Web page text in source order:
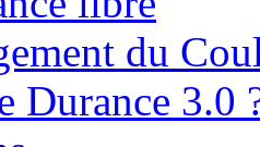
du
Durance 3.0